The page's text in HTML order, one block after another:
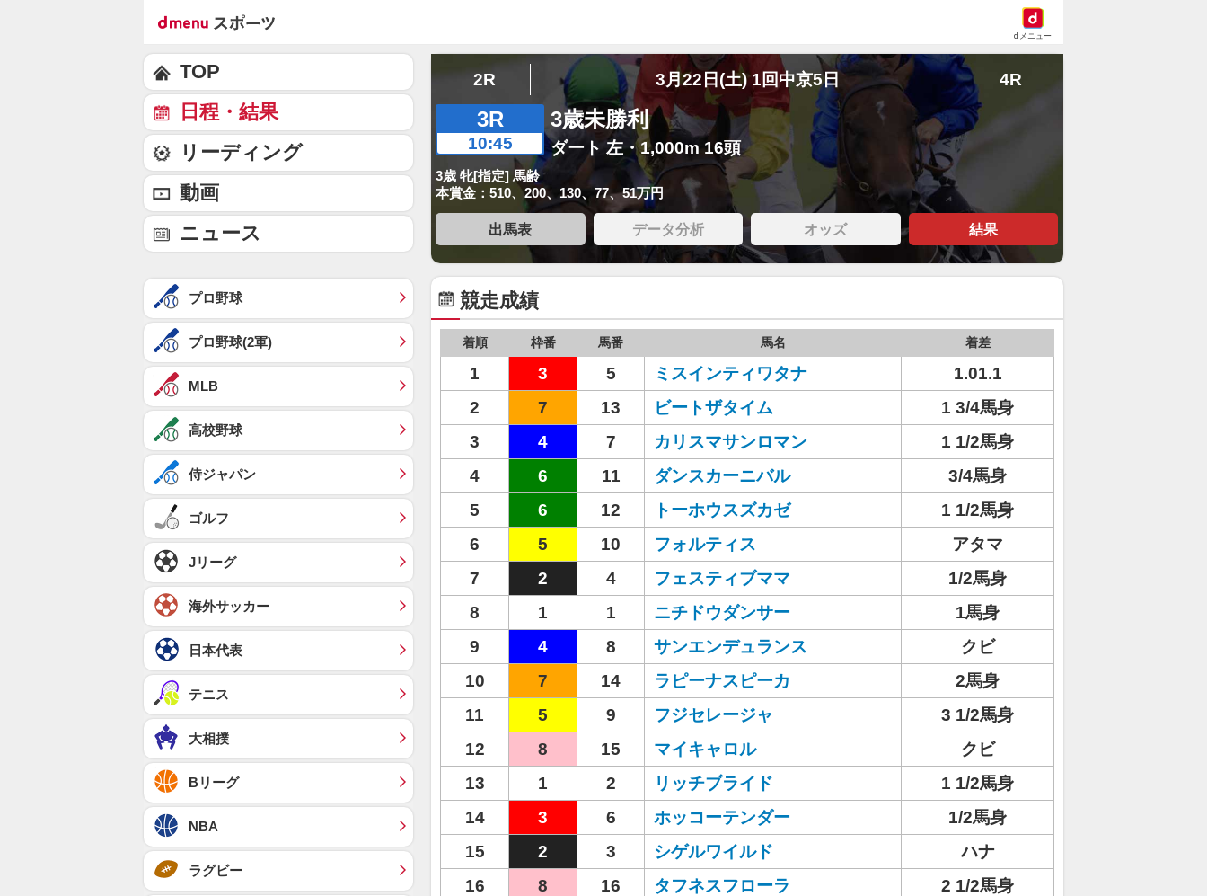
dメニュー
2R 3月22日(土) 1回中京5日 4R
3R
10:45
3歳未勝利
ダート 左・1,000m 16頭
3歳 牝[指定] 馬齢
本賞金：510、200、130、77、51万円
出馬表 データ分析 オッズ 結果
競走成績
着順 枠番 馬番 馬名 着差
1 3 5 ミスインティワタナ
1.01.1
2
7 13 ビートザタイム
1 3/4馬身
3
4 7 カリスマサンロマン
1 1/2馬身
4
6 11 ダンスカーニバル
3/4馬身
5
6 12 トーホウスズカゼ
1 1/2馬身
6
5 10 フォルティス
アタマ
7
2 4 フェスティブママ
1/2馬身
8
1 1 ニチドウダンサー
1馬身
9
4 8 サンエンデュランス
クビ
10
7 14 ラピーナスピーカ
2馬身
11
5 9 フジセレージャ
3 1/2馬身
12
8 15 マイキャロル
クビ
13
1 2 リッチブライド
1 1/2馬身
14
3 6 ホッコーテンダー
1/2馬身
15
2 3 シゲルワイルド
ハナ
16
8 16 タフネスフローラ 2 1/2馬身
TOP
日程・結果
リーディング
動画
ニュース
プロ野球
プロ野球(2軍)
MLB
高校野球
侍ジャパン
ゴルフ
Jリーグ
海外サッカー
日本代表
テニス
大相撲
Bリーグ
NBA
ラグビー